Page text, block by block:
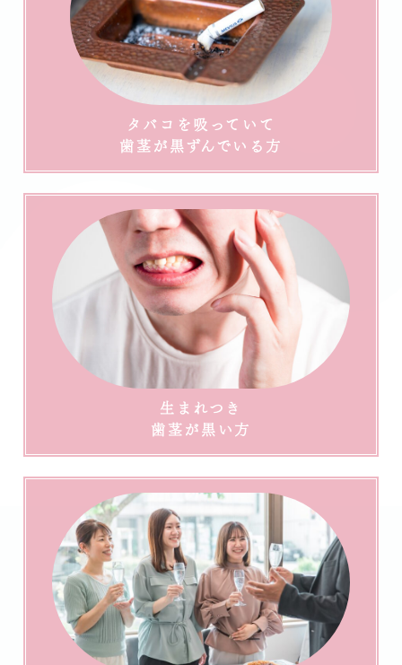
タバコを吸っていて
歯茎が黒ずんでいる方
生まれつき
歯茎が黒い方